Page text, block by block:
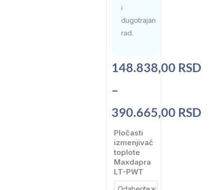
i
dugotrajan
rad.
148.838,00 RSD
–
390.665,00 RSD
Raspon
cena:
od
148.838,00 RSD
do
390.665,00 RSD
Pločasti
izmenjivač
toplote
Maxdapra
LT-PWT
Pločasti
izmenjivač
toplote
Maxdapra
LT-